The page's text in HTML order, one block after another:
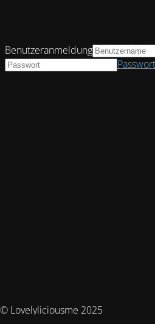
© Lovelyliciousme 2025
Benutzeranmeldung